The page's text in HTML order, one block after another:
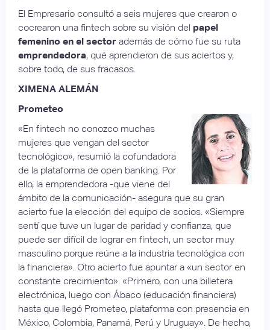
El Empresario consultó a seis mujeres que crearon o
cocrearon una fintech sobre su visión del papel
femenino en el sector además de cómo fue su ruta
emprendedora, qué aprendieron de sus aciertos y,
sobre todo, de sus fracasos.
XIMENA ALEMÁN
Prometeo
«En fintech no conozco muchas
mujeres que vengan del sector
tecnológico», resumió la cofundadora
de la plataforma de open banking. Por
ello, la emprendedora -que viene del
ámbito de la comunicación- asegura que su gran
acierto fue la elección del equipo de socios. «Siempre
sentí que tuve un lugar de paridad y confianza, que
puede ser difícil de lograr en fintech, un sector muy
masculino porque reúne a la industria tecnológica con
la financiera». Otro acierto fue apuntar a «un sector en
constante crecimiento». «Primero, con una billetera
electrónica, luego con Ábaco (educación financiera)
hasta que llegó Prometeo, plataforma con presencia en
México, Colombia, Panamá, Perú y Uruguay». De hecho,